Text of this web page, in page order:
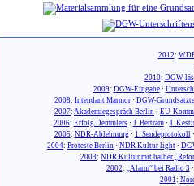
2012:
2010: DGW
2009: DGW-Eingabe·
2008: Intendant Marmor· DGW-
2007: Akademiegespräch Berlin · EU-
2006: Erfolg Demmlers· J. Bertram· J.
2005: NDR-Ablehnung· 1. Sendeprotokoll·
2004: Proteste Berlin · NDR Kultur light ·
2003: NDR Kultur mit halber
2002: „Alarm“ bei Radio 3 ·
2001: